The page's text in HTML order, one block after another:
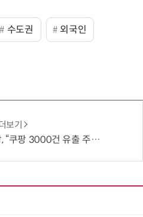
수도권 외국인
보기
유출 주장 사실과 달라…엄정 처분할 것”